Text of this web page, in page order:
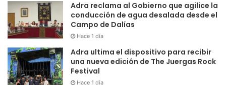
Adra reclama al Gobierno que agilice la
conducción de agua desalada desde el
Campo de Dalías
Hace 1 día
Adra ultima el dispositivo para recibir
una nueva edición de The Juergas Rock
Festival
Hace 1 día